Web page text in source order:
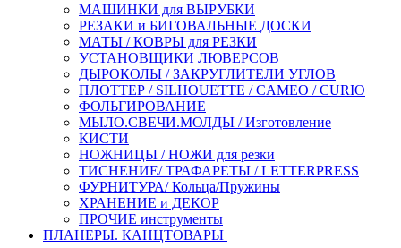
МАШИНКИ для ВЫРУБКИ
РЕЗАКИ и БИГОВАЛЬНЫЕ ДОСКИ
МАТЫ / КОВРЫ для РЕЗКИ
УСТАНОВЩИКИ ЛЮВЕРСОВ
ДЫРОКОЛЫ / ЗАКРУГЛИТЕЛИ УГЛОВ
ПЛОТТЕР / SILHOUETTE / CAMEO / CURIO
ФОЛЬГИРОВАНИЕ
МЫЛО.СВЕЧИ.МОЛДЫ / Изготовление
КИСТИ
НОЖНИЦЫ / НОЖИ для резки
ТИСНЕНИЕ/ ТРАФАРЕТЫ / LETTERPRESS
ФУРНИТУРА/ Кольца/Пружины
ХРАНЕНИЕ и ДЕКОР
ПРОЧИЕ инструменты
ПЛАНЕРЫ. КАНЦТОВАРЫ